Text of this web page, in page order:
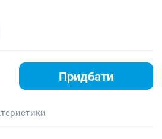
Придбати